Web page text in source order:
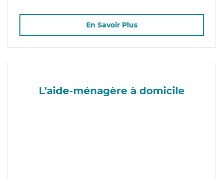
En Savoir Plus
L’aide-ménagère à domicile